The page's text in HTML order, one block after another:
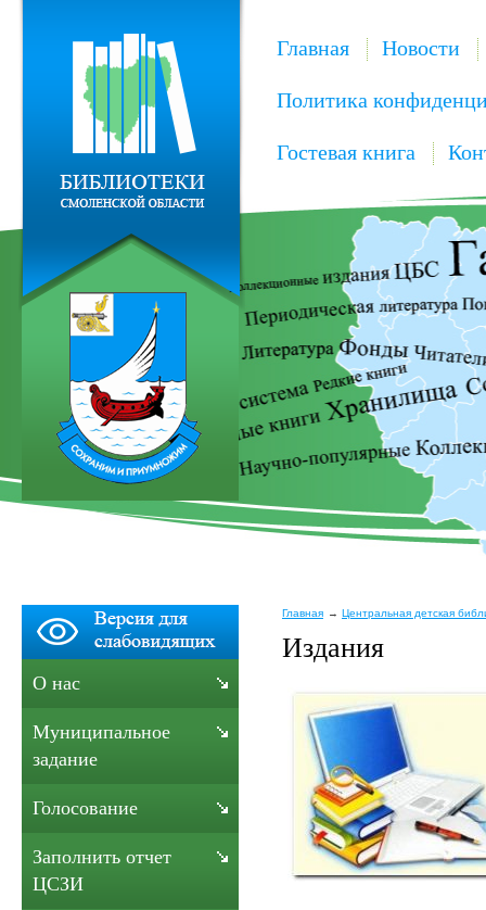
Главная Новости
Политика
Гостевая книга
Главная Центральная детская
Издания
О нас
Муниципальное
задание
Голосование
Заполнить отчет
ЦСЗИ